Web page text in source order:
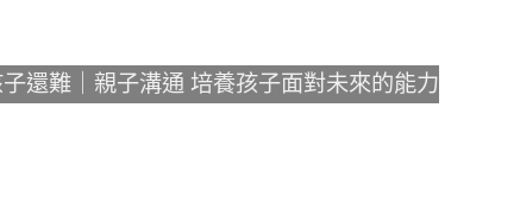
還難｜親子溝通 培養孩子面對未來的能力